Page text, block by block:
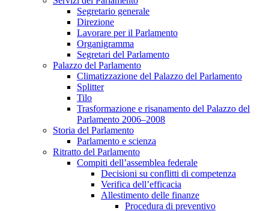
Segretario generale
Direzione
Lavorare per il Parlamento
Organigramma
Segretari del Parlamento
Palazzo del Parlamento
Climatizzazione del Palazzo del Parlamento
Splitter
Tilo
Trasformazione e risanamento del Palazzo del
Parlamento 2006–2008
Storia del Parlamento
Parlamento e scienza
Ritratto del Parlamento
Compiti dell’assemblea federale
Decisioni su conflitti di competenza
Verifica dell’efficacia
Allestimento delle finanze
Procedura di preventivo